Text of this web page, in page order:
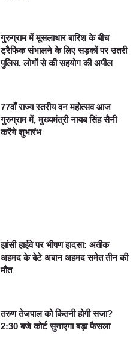
गुरुग्राम में मूसलाधार बारिश के बीच
ट्रैफिक संभालने के लिए सड़कों पर उतरी
पुलिस, लोगों से की सहयोग की अपील
77वाँ राज्य स्तरीय वन महोत्सव आज
गुरुग्राम में, मुख्यमंत्री नायब सिंह सैनी
करेंगे शुभारंभ
झांसी हाईवे पर भीषण हादसा: अतीक
अहमद के बेटे अबान अहमद समेत तीन की
मौत
तरुण तेजपाल को कितनी होगी सजा?
2:30 बजे कोर्ट सुनाएगा बड़ा फैसला